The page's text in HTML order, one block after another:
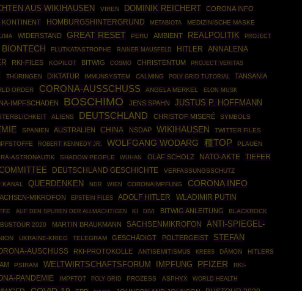
AUS WIKIHAUSEN VIREN DOMINIK REICHERT
CORONA INFO
KONTINENT HOMBURGSHINTERGRUND METABIOTA MEDIZINISCHE MASKE
WIDERSTAND GREAT RESET PERU AMBIENT REALPOLITIK
PROJECT
BIONTECH FLUTKATASTROPHE RAINER MAUSFELD HITLER
ANNALENA
RKI-FILES KOPILOT BITWIG COSMO CHRISTENTUM PROJECT VERITAS
THÜRINGEN DIKTATUR IMMUNSYSTEM CALMING POLY GRID TUTORIAL
TANSANIA
ORDER CORONA-AUSSCHUSS ANGELA MERKEL ELON MUSK
IMPFSCHADEN BOSCHIMO JENS SPAHN JUSTUS P. HOFFMANN
ALIENS DEUTSCHLAND CHRISTOF MISERÉ
SYMBOLS
SPANIEN AUSTRALIEN CHINA NSDAP WIKIHAUSEN
TWITTER FILES
ROBERT KENNEDY JR. WOLFGANG WODARG 種TOP
PLAUEN
ASTRONAUTIK SHADOW PEOPLE WUHAN OLAF SCHOLZ NATO-AKTE
TIEFER
DEUTSCHLAND GESCHICHTE VERFASSUNGSSCHUTZ
KANAL QUERDENKEN NDR WIEN CORONAIMPFUNG
CORONA INFO
MIKROFON EPSTEIN FILES ADOLF HITLER WLADIMIR PUTIN
AUF DEN SPUREN DER ALLMÄCHTIGEN KI DIVI BITWIG ANLEITUNG BLACKROCK
2020 MARTIN BRAUKMANN SACHSENMIKROFON
ANTI-SPIEGEL-
UKRAINE-KRIEG TELEGRAM GESCHÄDIGT POLTERGEIST
STEFAN
AUSCHUSS RKI-PROTOKOLLE ANTISEMITISMUS KREBS DÄMON
HITLERS
PSIRAM WELTWIRTSCHAFTSFORUM IMPFUNG PFIZER
RKI-
PANDEMIE IMPFTOT POLY GRID PROZESS ASPHYX
WORLD HEALTH